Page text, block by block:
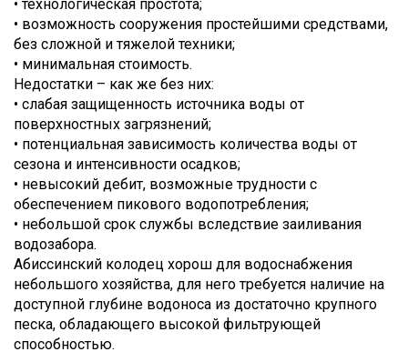
• технологическая простота;
• возможность сооружения простейшими средствами,
без сложной и тяжелой техники;
• минимальная стоимость.
Недостатки – как же без них:
• слабая защищенность источника воды от
поверхностных загрязнений;
• потенциальная зависимость количества воды от
сезона и интенсивности осадков;
• невысокий дебит, возможные трудности с
обеспечением пикового водопотребления;
• небольшой срок службы вследствие заиливания
водозабора.
Абиссинский колодец хорош для водоснабжения
небольшого хозяйства, для него требуется наличие на
доступной глубине водоноса из достаточно крупного
песка, обладающего высокой фильтрующей
способностью.